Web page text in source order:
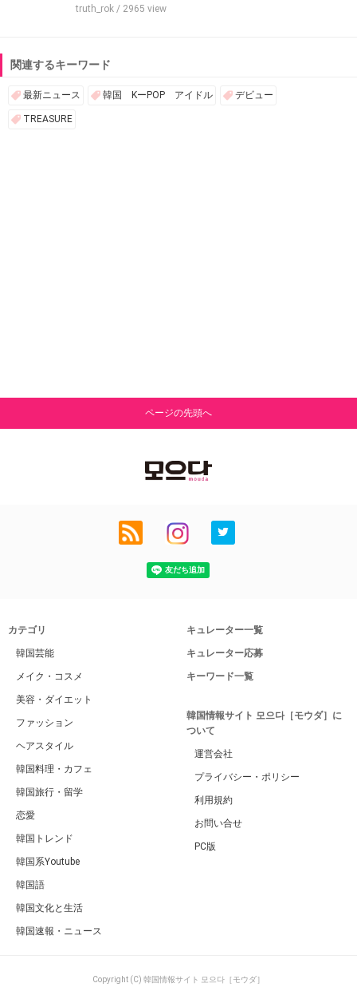
truth_rok / 2965 view
関連するキーワード
最新ニュース 韓国 KーPOP アイドル デビュー
TREASURE
ページの先頭へ
カテゴリ
韓国芸能
メイク・コスメ
美容・ダイエット
ファッション
ヘアスタイル
韓国料理・カフェ
韓国旅行・留学
恋愛
韓国トレンド
韓国系Youtube
韓国語
韓国文化と生活
韓国速報・ニュース
キュレーター一覧
キュレーター応募
キーワード一覧
韓国情報サイト 모으다［モウダ］に
ついて
運営会社
プライバシー・ポリシー
利用規約
お問い合せ
PC版
Copyright (C) 韓国情報サイト 모으다［モウダ］